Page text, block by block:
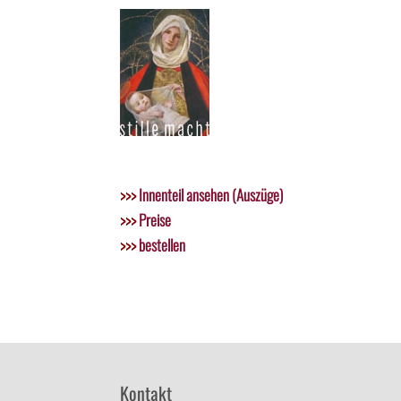
>>>Innenteil ansehen (Auszüge)
>>>Preise
>>>bestellen
Kontakt